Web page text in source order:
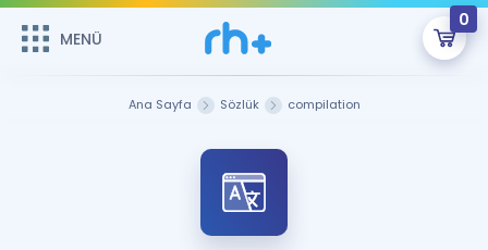
MENÜ
0
Sepetin Şu An Boş.
Remzi Hoca ile seni sınava hazırlayacak onlarca eğitim seni
bekliyor!
MENÜ
Ana Sayfa Sözlük compilation